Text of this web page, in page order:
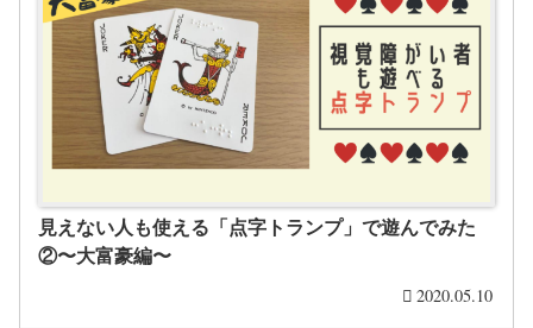
見えない人も使える「点字トランプ」で遊んでみた
②〜大富豪編〜
2020.05.10